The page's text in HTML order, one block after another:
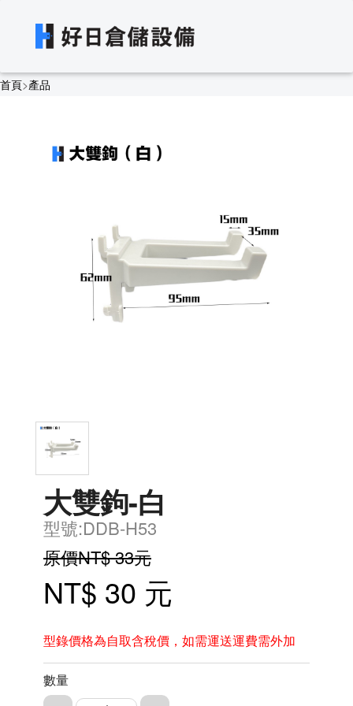
首頁>產品
大雙鉤-白
型號:DDB-H53
原價NT$ 33元
NT$ 30 元
型錄價格為自取含稅價，如需運送運費需外加
數量